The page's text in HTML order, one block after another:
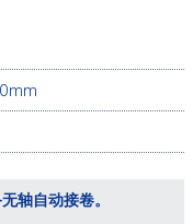
轴自动接卷。